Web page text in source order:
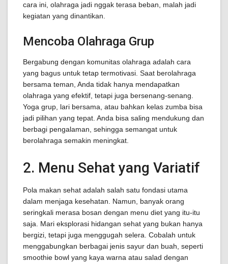
cara ini, olahraga jadi nggak terasa beban, malah jadi
kegiatan yang dinantikan.
Mencoba Olahraga Grup
Bergabung dengan komunitas olahraga adalah cara
yang bagus untuk tetap termotivasi. Saat berolahraga
bersama teman, Anda tidak hanya mendapatkan
olahraga yang efektif, tetapi juga bersenang-senang.
Yoga grup, lari bersama, atau bahkan kelas zumba bisa
jadi pilihan yang tepat. Anda bisa saling mendukung dan
berbagi pengalaman, sehingga semangat untuk
berolahraga semakin meningkat.
2. Menu Sehat yang Variatif
Pola makan sehat adalah salah satu fondasi utama
dalam menjaga kesehatan. Namun, banyak orang
seringkali merasa bosan dengan menu diet yang itu-itu
saja. Mari eksplorasi hidangan sehat yang bukan hanya
bergizi, tetapi juga menggugah selera. Cobalah untuk
menggabungkan berbagai jenis sayur dan buah, seperti
smoothie bowl yang kaya warna atau salad dengan